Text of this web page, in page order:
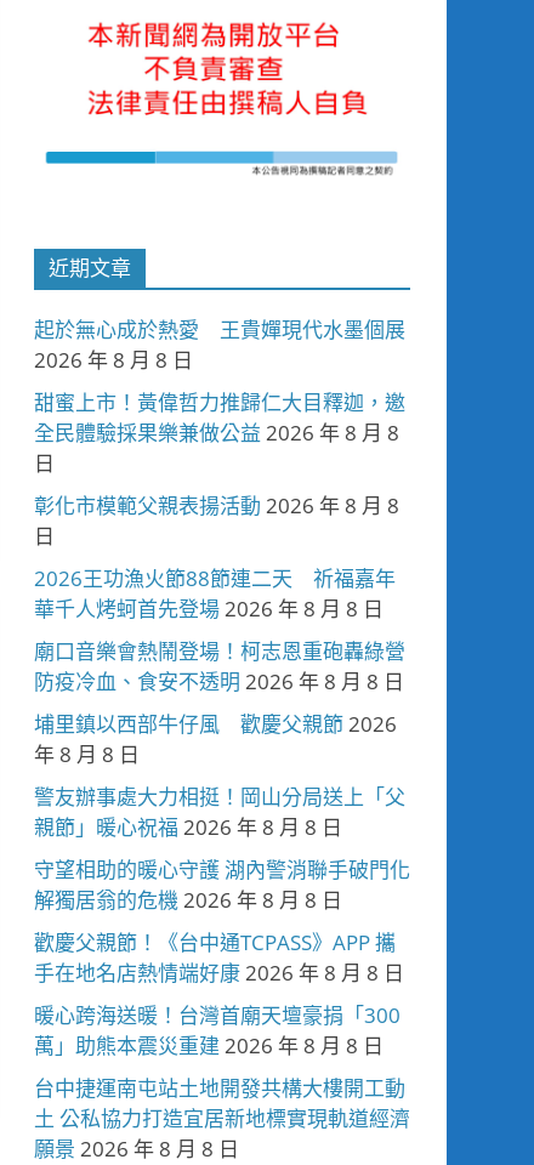
近期文章
起於無心成於熱愛 王貴嬋現代水墨個展
2026 年 8 月 8 日
甜蜜上市！黃偉哲力推歸仁大目釋迦，邀
全民體驗採果樂兼做公益 2026 年 8 月 8
日
彰化市模範父親表揚活動 2026 年 8 月 8
日
2026王功漁火節88節連二天 祈福嘉年
華千人烤蚵首先登場2026 年 8 月 8 日
廟口音樂會熱鬧登場！柯志恩重砲轟綠營
防疫冷血、食安不透明 2026 年 8 月 8 日
埔里鎮以西部牛仔風 歡慶父親節2026
年 8 月 8 日
警友辦事處大力相挺！岡山分局送上「父
親節」暖心祝福 2026 年 8 月 8 日
守望相助的暖心守護 湖內警消聯手破門化
解獨居翁的危機2026 年 8 月 8 日
歡慶父親節！《台中通TCPASS》APP 攜
手在地名店熱情端好康2026 年 8 月 8 日
暖心跨海送暖！台灣首廟天壇豪捐「300
萬」助熊本震災重建 2026 年 8 月 8 日
台中捷運南屯站土地開發共構大樓開工動
土 公私協力打造宜居新地標實現軌道經濟
願景 2026 年 8 月 8 日